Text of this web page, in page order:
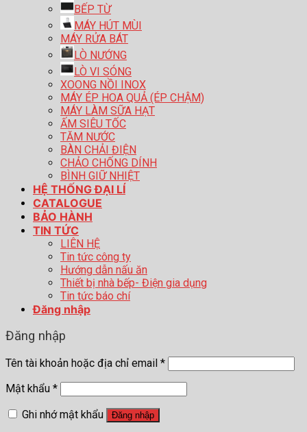
BẾP TỪ
MÁY HÚT MÙI
MÁY RỬA BÁT
LÒ NƯỚNG
LÒ VI SÓNG
XOONG NỒI INOX
MÁY ÉP HOA QUẢ (ÉP CHẬM)
MÁY LÀM SỮA HẠT
ẤM SIÊU TỐC
TĂM NƯỚC
BÀN CHẢI ĐIỆN
CHẢO CHỐNG DÍNH
BÌNH GIỮ NHIỆT
HỆ THỐNG ĐẠI LÍ
CATALOGUE
BẢO HÀNH
TIN TỨC
LIÊN HỆ
Tin tức công ty
Hướng dẫn nấu ăn
Thiết bị nhà bếp- Điện gia dụng
Tin tức báo chí
Đăng nhập
Đăng nhập
Tên tài khoản hoặc địa chỉ email *
Mật khẩu *
Ghi nhớ mật khẩu
Đăng nhập